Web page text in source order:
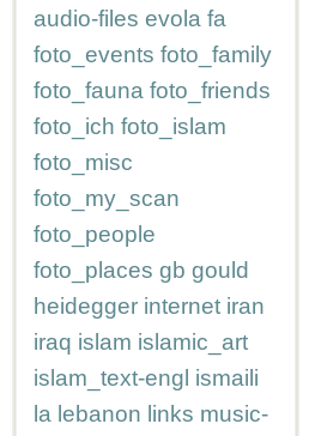
audio-files evola fa
foto_events foto_family
foto_fauna foto_friends
foto_ich foto_islam
foto_misc
foto_my_scan
foto_people
foto_places gb gould
heidegger internet iran
iraq islam islamic_art
islam_text-engl ismaili
la lebanon links music-